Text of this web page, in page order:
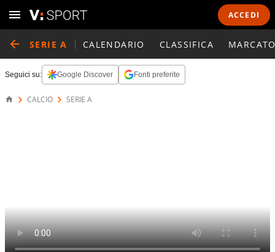
ACCEDI
SERIE A CALENDARIO CLASSIFICA
Seguici su: Google Discover Fonti preferite
CALCIO SERIE A